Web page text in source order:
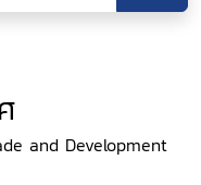
and Development